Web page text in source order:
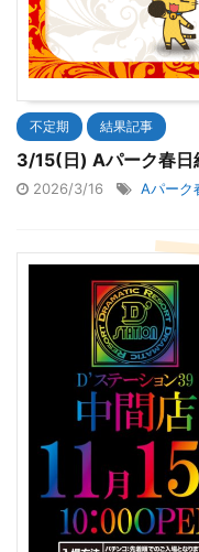
不定期 結果記事
3/15(日) Aパーク春日
2026/3/16 Aパーク